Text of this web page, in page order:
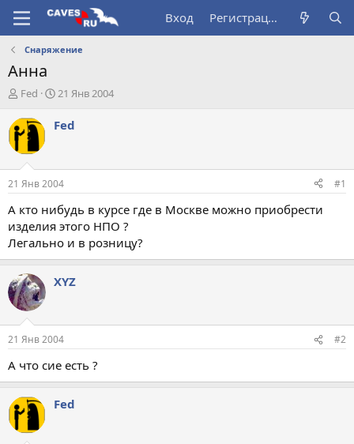
Вход Регистрация
Снаряжение
Анна
А
т
о
т
е
м
ы
Fed
Д
т
ч
а
л
21 Янв 2004
Fed
21 Янв 2004 #1
А кто нибудь в курсе где в Москве можно приобрести
изделия этого НПО ?
Легально и в розницу?
XYZ
21 Янв 2004 #2
А что сие есть ?
Fed